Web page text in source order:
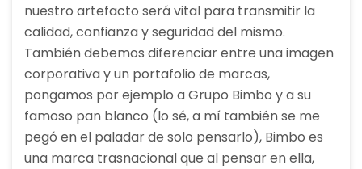
nuestro artefacto será vital para transmitir la
calidad, confianza y seguridad del mismo.
También debemos diferenciar entre una imagen
corporativa y un portafolio de marcas,
pongamos por ejemplo a Grupo Bimbo y a su
famoso pan blanco (lo sé, a mí también se me
pegó en el paladar de solo pensarlo), Bimbo es
una marca trasnacional que al pensar en ella,